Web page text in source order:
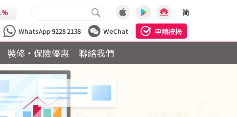
简
WhatsApp 9228 2138 WeChat 申請按揭
裝修·保險優惠 聯絡我們